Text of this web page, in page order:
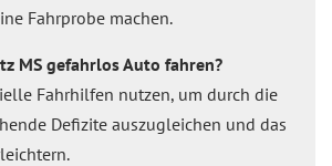
Fahrprobe machen.
MS gefahrlos Auto fahren?
Fahrhilfen nutzen, um durch die
Defizite auszugleichen und das